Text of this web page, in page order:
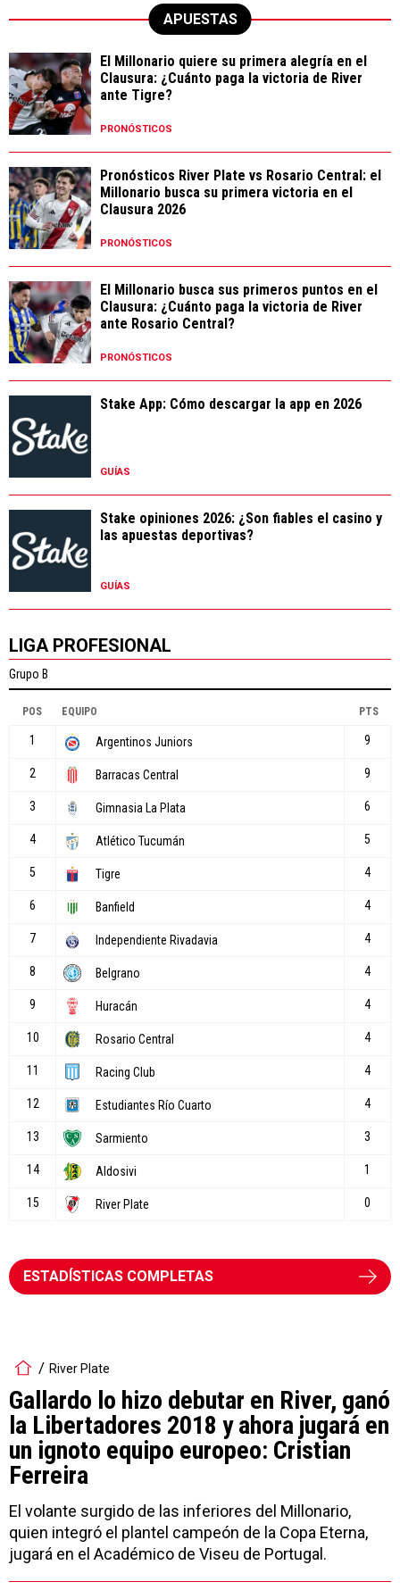
APUESTAS
El Millonario quiere su primera alegría en el
Clausura: ¿Cuánto paga la victoria de River
ante Tigre?
PRONÓSTICOS
Pronósticos River Plate vs Rosario Central: el
Millonario busca su primera victoria en el
Clausura 2026
PRONÓSTICOS
El Millonario busca sus primeros puntos en el
Clausura: ¿Cuánto paga la victoria de River
ante Rosario Central?
PRONÓSTICOS
Stake App: Cómo descargar la app en 2026
GUÍAS
Stake opiniones 2026: ¿Son fiables el casino y
las apuestas deportivas?
GUÍAS
LIGA PROFESIONAL
ESTADÍSTICAS COMPLETAS
River Plate
Gallardo lo hizo debutar en River, ganó
la Libertadores 2018 y ahora jugará en
un ignoto equipo europeo: Cristian
Ferreira
El volante surgido de las inferiores del Millonario,
quien integró el plantel campeón de la Copa Eterna,
jugará en el Académico de Viseu de Portugal.